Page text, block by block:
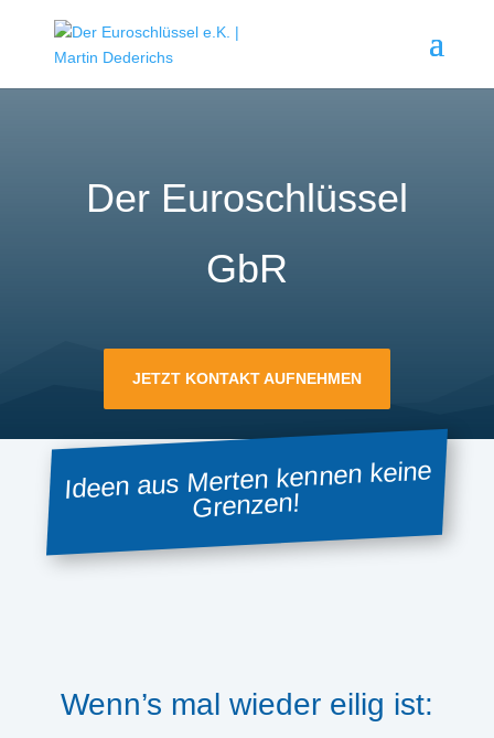
Der Euroschlüssel
GbR
JETZT KONTAKT AUFNEHMEN
Ideen aus Merten kennen keine
Grenzen!
Wenn’s mal wieder eilig ist: